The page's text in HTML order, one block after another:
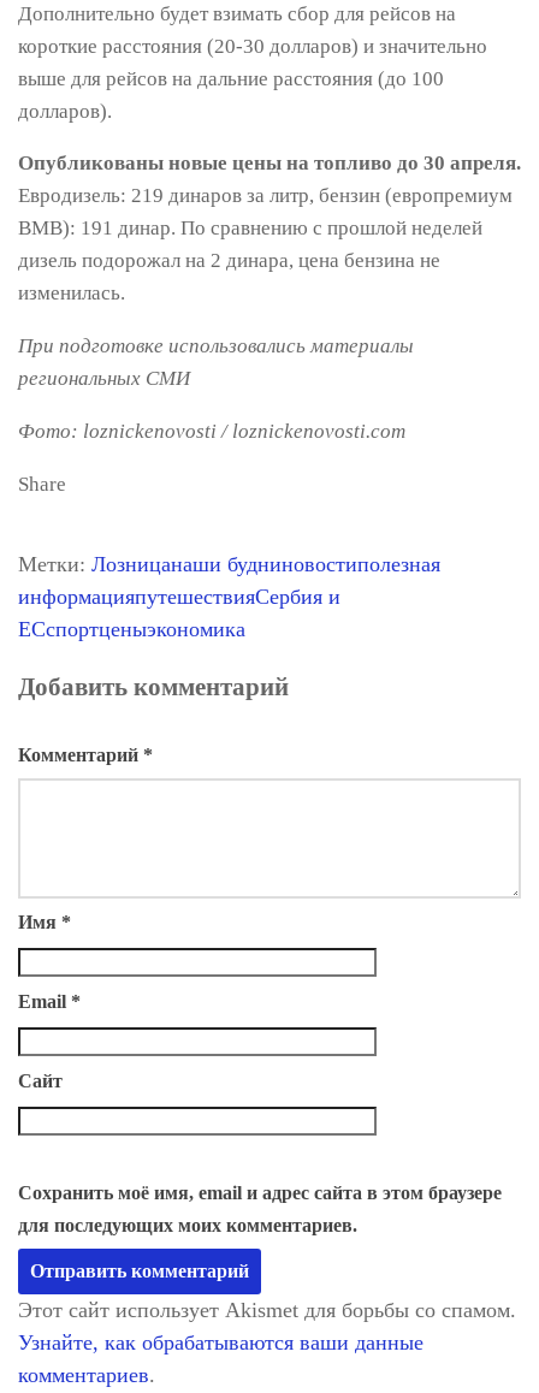
Дополнительно будет взимать сбор для рейсов на
короткие расстояния (20-30 долларов) и значительно
выше для рейсов на дальние расстояния (до 100
долларов).
Опубликованы новые цены на топливо до 30 апреля.
Евродизель: 219 динаров за литр, бензин (европремиум
BMB): 191 динар. По сравнению с прошлой неделей
дизель подорожал на 2 динара, цена бензина не
изменилась.
При подготовке использовались материалы
региональных СМИ
Фото: loznickenovosti / loznickenovosti.com
Share
Метки: Лозницанаши будниновостиполезная
информацияпутешествияСербия и
ЕСспортценыэкономика
Добавить комментарий
Комментарий *
Имя *
Email *
Сайт
Сохранить моё имя, email и адрес сайта в этом браузере
для последующих моих комментариев.
Этот сайт использует Akismet для борьбы со спамом.
Узнайте, как обрабатываются ваши данные
комментариев.